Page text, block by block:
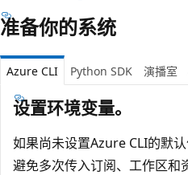
准备你的系统
Azure CLI Python SDK 演播室
设置环境变量。
如果尚未设置Azure CLI的默
避免多次传入订阅、工作区和